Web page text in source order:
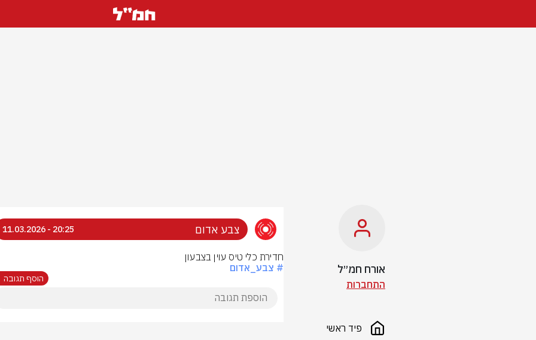
אורח חמ״ל
התחברות
פיד ראשי
צבע אדום 20:25 - 11.03.2026
חדירת כלי טיס עוין בצבעון
# צבע_אדום
הוסף תגובה